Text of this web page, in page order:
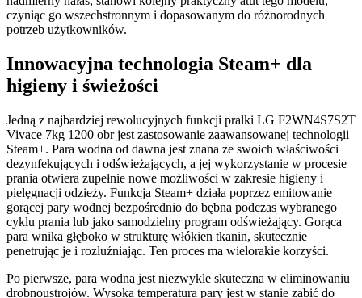
czyniąc go wszechstronnym i dopasowanym do różnorodnych
potrzeb użytkowników.
Innowacyjna technologia Steam+ dla
higieny i świeżości
Jedną z najbardziej rewolucyjnych funkcji pralki LG F2WN4S7S2T
Vivace 7kg 1200 obr jest zastosowanie zaawansowanej technologii
Steam+. Para wodna od dawna jest znana ze swoich właściwości
dezynfekujących i odświeżających, a jej wykorzystanie w procesie
prania otwiera zupełnie nowe możliwości w zakresie higieny i
pielęgnacji odzieży. Funkcja Steam+ działa poprzez emitowanie
gorącej pary wodnej bezpośrednio do bębna podczas wybranego
cyklu prania lub jako samodzielny program odświeżający. Gorąca
para wnika głęboko w strukturę włókien tkanin, skutecznie
penetrując je i rozluźniając. Ten proces ma wielorakie korzyści.
Po pierwsze, para wodna jest niezwykle skuteczna w eliminowaniu
drobnoustrojów. Wysoka temperatura pary jest w stanie zabić do